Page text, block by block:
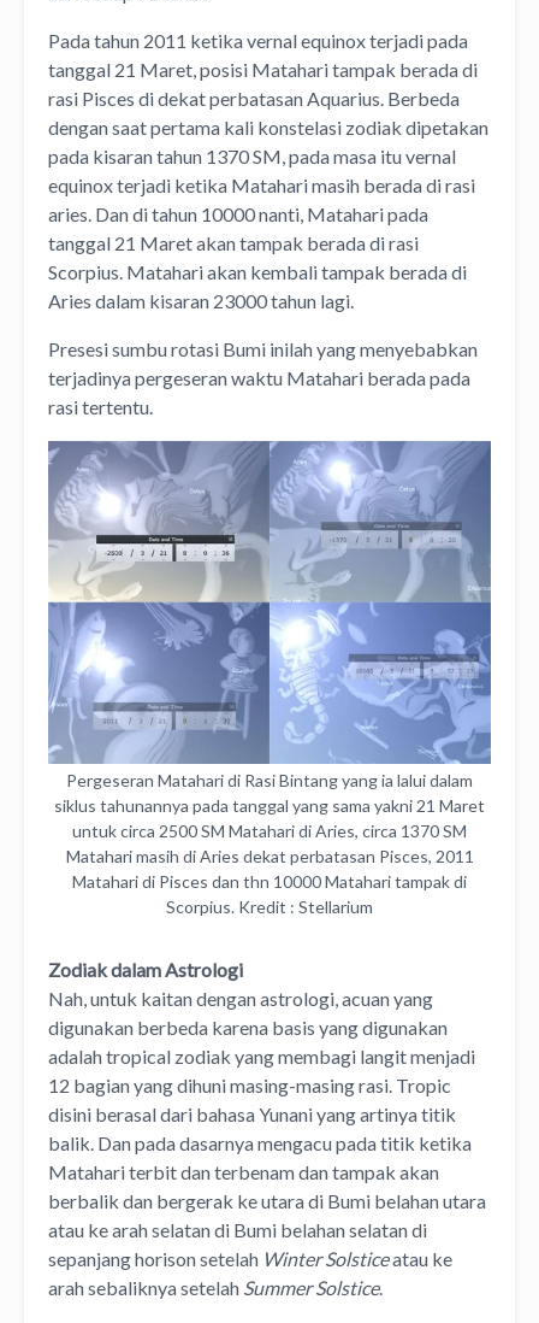
Pada tahun 2011 ketika vernal equinox terjadi pada
tanggal 21 Maret, posisi Matahari tampak berada di
rasi Pisces di dekat perbatasan Aquarius. Berbeda
dengan saat pertama kali konstelasi zodiak dipetakan
pada kisaran tahun 1370 SM, pada masa itu vernal
equinox terjadi ketika Matahari masih berada di rasi
aries. Dan di tahun 10000 nanti, Matahari pada
tanggal 21 Maret akan tampak berada di rasi
Scorpius. Matahari akan kembali tampak berada di
Aries dalam kisaran 23000 tahun lagi.
Presesi sumbu rotasi Bumi inilah yang menyebabkan
terjadinya pergeseran waktu Matahari berada pada
rasi tertentu.
Pergeseran Matahari di Rasi Bintang yang ia lalui dalam
siklus tahunannya pada tanggal yang sama yakni 21 Maret
untuk circa 2500 SM Matahari di Aries, circa 1370 SM
Matahari masih di Aries dekat perbatasan Pisces, 2011
Matahari di Pisces dan thn 10000 Matahari tampak di
Scorpius. Kredit : Stellarium
Zodiak dalam Astrologi
Nah, untuk kaitan dengan astrologi, acuan yang
digunakan berbeda karena basis yang digunakan
adalah tropical zodiak yang membagi langit menjadi
12 bagian yang dihuni masing-masing rasi. Tropic
disini berasal dari bahasa Yunani yang artinya titik
balik. Dan pada dasarnya mengacu pada titik ketika
Matahari terbit dan terbenam dan tampak akan
berbalik dan bergerak ke utara di Bumi belahan utara
atau ke arah selatan di Bumi belahan selatan di
sepanjang horison setelah Winter Solsticeatau ke
arah sebaliknya setelah Summer Solstice.